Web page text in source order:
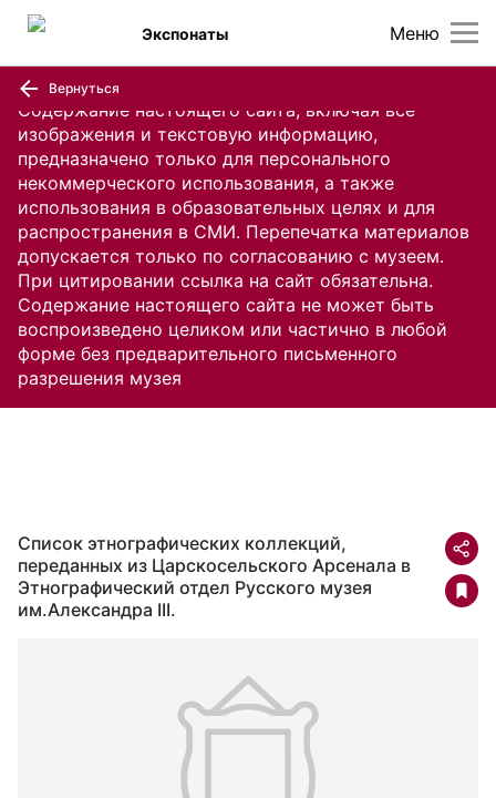
Содержание настоящего сайта, включая все
изображения и текстовую информацию,
предназначено только для персонального
некоммерческого использования, а также
использования в образовательных целях и для
распространения в СМИ. Перепечатка материалов
допускается только по согласованию с музеем.
При цитировании ссылка на сайт обязательна.
Содержание настоящего сайта не может быть
воспроизведено целиком или частично в любой
форме без предварительного письменного
разрешения музея
Меню
Экспонаты
Вернуться
Список этнографических коллекций,
переданных из Царскосельского Арсенала в
Этнографический отдел Русского музея
им.Александра III.